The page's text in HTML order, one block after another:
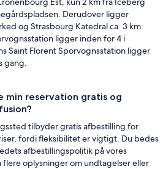
Derudover ligger
og Strasbourg Katedral ca. 3 km
ligger inden for 4 i
Saint Florent Sporvognsstation ligger
gang.
min reservation gratis og
tilbyder gratis afbestilling for
fordi fleksibilitet er vigtigt. Du bedes
afbestillingspolitik på vores
flere oplysninger om undtagelser eller